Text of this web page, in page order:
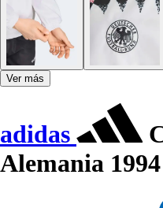
Ver más
adidas
Alemania 1994